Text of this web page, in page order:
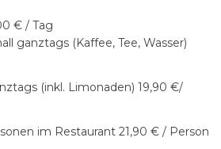
€ / Tag
ganztags (Kaffee, Tee, Wasser)
(inkl. Limonaden) 19,90 €/
im Restaurant 21,90 € / Person